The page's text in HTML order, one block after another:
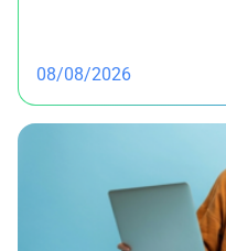
08/08/2026